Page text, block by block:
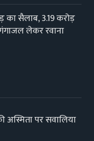
का सैलाब, 3.19 करोड़
लेकर रवाना
अस्मिता पर सवालिया